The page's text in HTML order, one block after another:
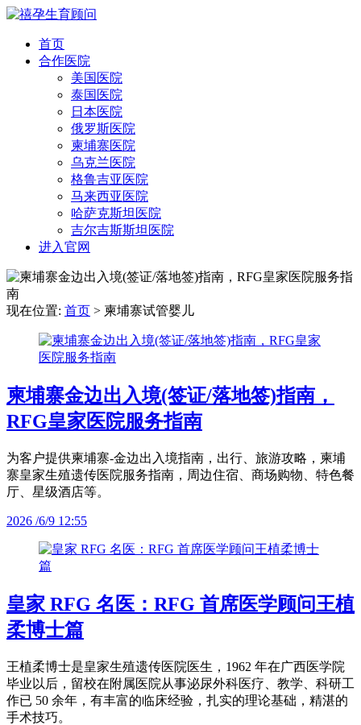
首页
合作医院
美国医院
泰国医院
日本医院
俄罗斯医院
柬埔寨医院
乌克兰医院
格鲁吉亚医院
马来西亚医院
哈萨克斯坦医院
吉尔吉斯斯坦医院
进入官网
现在位置: 首页 > 柬埔寨试管婴儿
柬埔寨金边出入境(签证/落地签)指南，
RFG皇家医院服务指南
为客户提供柬埔寨-金边出入境指南，出行、旅游攻略，柬埔
寨皇家生殖遗传医院服务指南，周边住宿、商场购物、特色餐
厅、星级酒店等。
2026 /6/9 12:55
皇家 RFG 名医：RFG 首席医学顾问王植
柔博士篇
王植柔博士是皇家生殖遗传医院医生，1962 年在广西医学院
毕业以后，留校在附属医院从事泌尿外科医疗、教学、科研工
作已 50 余年，有丰富的临床经验，扎实的理论基础，精湛的
手术技巧。